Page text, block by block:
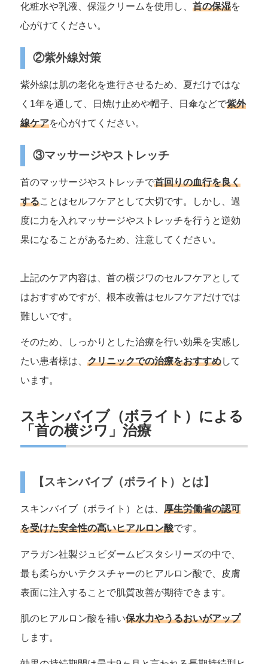
化粧水や乳液、保湿クリームを使用し、 首の保湿を
心がけてください。
②紫外線対策
紫外線は肌の老化を進行させるため、夏だけではな
く1年を通して、日焼け止めや帽子、日傘などで紫外
線ケアを心がけてください。
③マッサージやストレッチ
首のマッサージやストレッチで首回りの血行を良く
することはセルフケアとして大切です。しかし、過
度に力を入れマッサージやストレッチを行うと逆効
果になることがあるため、注意してください。
上記のケア内容は、首の横ジワのセルフケアとして
はおすすめですが、根本改善はセルフケアだけでは
難しいです。
そのため、しっかりとした治療を行い効果を実感し
たい患者様は、 クリニックでの治療をおすすめして
います。
スキンバイブ（ボライト）による
「首の横ジワ」治療
【スキンバイブ（ボライト）とは】
スキンバイブ（ボライト）とは、 厚生労働省の認可
を受けた安全性の高いヒアルロン酸です。
アラガン社製ジュビダームビスタシリーズの中で、
最も柔らかいテクスチャーのヒアルロン酸で、皮膚
表面に注入することで肌質改善が期待できます。
肌のヒアルロン酸を補い保水力やうるおいがアップ
します。